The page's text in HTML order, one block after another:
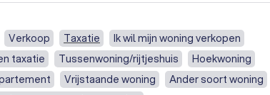
Verkoop Taxatie
Ik wil mijn woning verkopen
taxatie Tussenwoning/rijtjeshuis
Hoekwoning
Vrijstaande woning
Ander soort woning